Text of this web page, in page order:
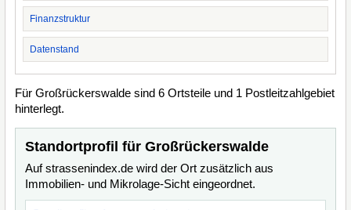
Finanzstruktur
Datenstand
Für Großrückerswalde sind 6 Ortsteile und 1 Postleitzahlgebiet
hinterlegt.
Standortprofil für Großrückerswalde
Auf strassenindex.de wird der Ort zusätzlich aus
Immobilien- und Mikrolage-Sicht eingeordnet.